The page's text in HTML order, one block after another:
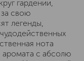
гардении,
свою
легенды,
нота
аромата с абсолю